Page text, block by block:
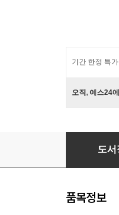
기간 한정 특
오직, 예스24
미술, 게임
도서
품목정보